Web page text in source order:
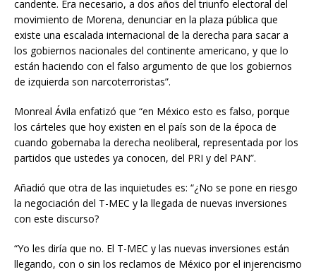
candente. Era necesario, a dos años del triunfo electoral del
movimiento de Morena, denunciar en la plaza pública que
existe una escalada internacional de la derecha para sacar a
los gobiernos nacionales del continente americano, y que lo
están haciendo con el falso argumento de que los gobiernos
de izquierda son narcoterroristas”.
Monreal Ávila enfatizó que “en México esto es falso, porque
los cárteles que hoy existen en el país son de la época de
cuando gobernaba la derecha neoliberal, representada por los
partidos que ustedes ya conocen, del PRI y del PAN”.
Añadió que otra de las inquietudes es: “¿No se pone en riesgo
la negociación del T-MEC y la llegada de nuevas inversiones
con este discurso?
“Yo les diría que no. El T-MEC y las nuevas inversiones están
llegando, con o sin los reclamos de México por el injerencismo